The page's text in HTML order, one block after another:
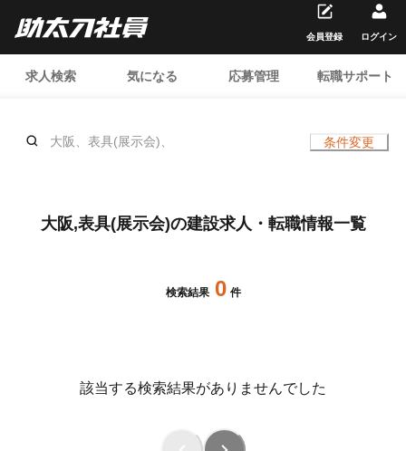
求人検索 気になる 応募管理 転職サポート
会員登録 ログイン
大阪、表具(展示会)、 条件変更
大阪,表具(展示会)の建設求人・転職情報一覧
検索結果 0 件
該当する検索結果がありませんでした